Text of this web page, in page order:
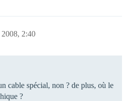
2:40
cable spécial, non ? de plus, où le
?